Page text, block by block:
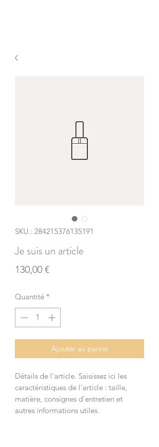
SKU : 284215376135191
Je suis un article
130,00 €Prix
Quantité *
Ajouter au panier
Détails de l'article. Saisissez ici les
caractéristiques de l'article : taille,
matière, consignes d'entretien et
autres informations utiles.